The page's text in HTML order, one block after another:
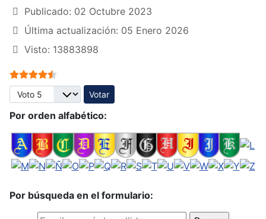
Publicado: 02 Octubre 2023
Última actualización: 05 Enero 2026
Visto: 13883898
Ratio:4.5/
Por favor, vote
Por orden alfabético:
Por búsqueda en el formulario: